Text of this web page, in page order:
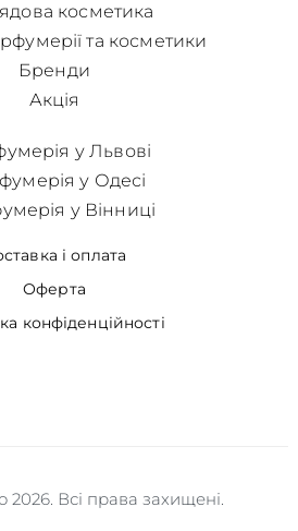
косметика
та косметики
Бренди
Акція
і оплата
Оферта
конфіденційності
у Львові
у Одесі
у Вінниці
Всі права захищені.